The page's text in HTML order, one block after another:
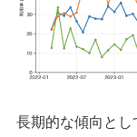
長期的な傾向と